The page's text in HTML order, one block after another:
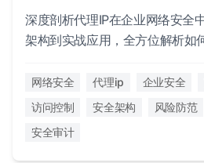
深度剖析代理IP在企业网络安全
架构到实战应用，全方位解析如
网络安全 代理ip 企业安全
访问控制
安全架构 风险防范
安全审计